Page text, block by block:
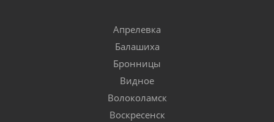
Апрелевка
Балашиха
Бронницы
Видное
Волоколамск
Воскресенск